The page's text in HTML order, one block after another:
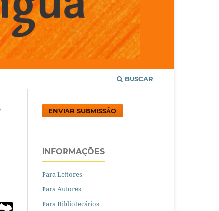
BUSCAR
ENVIAR SUBMISSÃO
INFORMAÇÕES
Para Leitores
Para Autores
Para Bibliotecários